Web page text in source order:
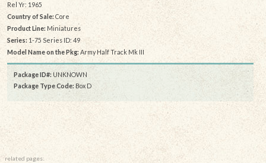
Rel Yr: 1965
Country of Sale:Core
Product Line: Miniatures
Series: 1-75 Series ID: 49
Model Name on the Pkg:Army Half Track Mk III
Package ID#: UNKNOWN
Package Type Code:Box D
related pages: